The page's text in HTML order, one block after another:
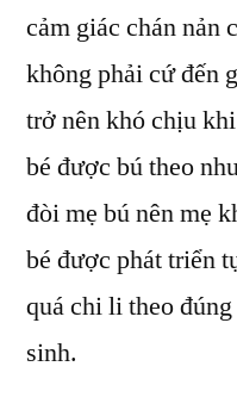
cảm giác chán nản
không phải cứ đến
trở nên khó chịu
bé được bú theo
đòi mẹ bú nên mẹ
bé được phát triển
quá chi li theo
sinh.